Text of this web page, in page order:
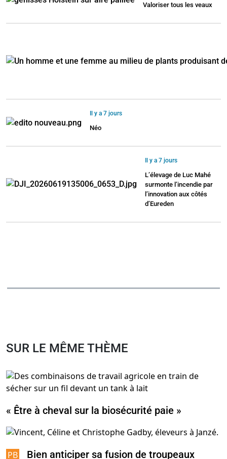
Valoriser tous les veaux
Il y a 7 jours
Néo
Il y a 7 jours
L’élevage de Luc Mahé
surmonte l’incendie par
l’innovation aux côtés
d’Eureden
SUR LE MÊME THÈME
« Être à cheval sur la biosécurité paie »
Bien anticiper sa fusion de troupeaux